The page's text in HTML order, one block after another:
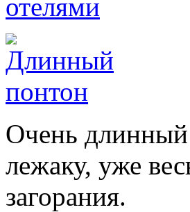
Очень
лежаку, уже
загорания.